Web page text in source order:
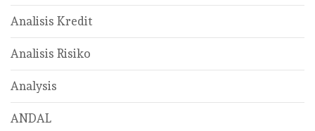
Analisis Kredit
Analisis Risiko
Analysis
ANDAL